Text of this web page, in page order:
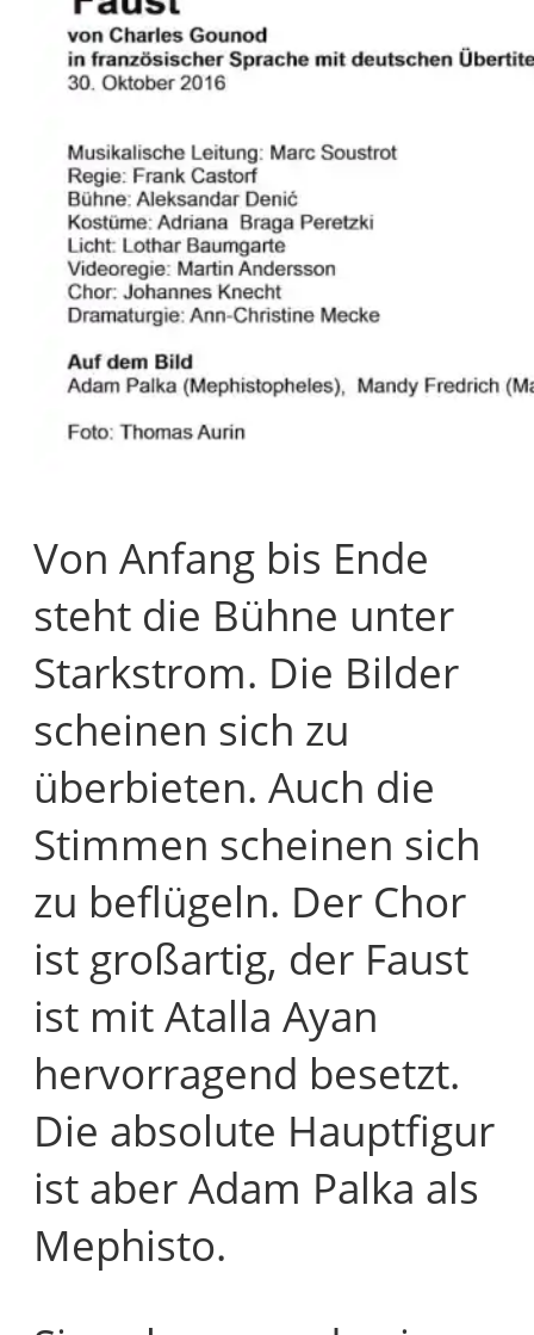
Von Anfang bis Ende
steht die Bühne unter
Starkstrom. Die Bilder
scheinen sich zu
überbieten. Auch die
Stimmen scheinen sich
zu beflügeln. Der Chor
ist großartig, der Faust
ist mit Atalla Ayan
hervorragend besetzt.
Die absolute Hauptfigur
ist aber Adam Palka als
Mephisto.